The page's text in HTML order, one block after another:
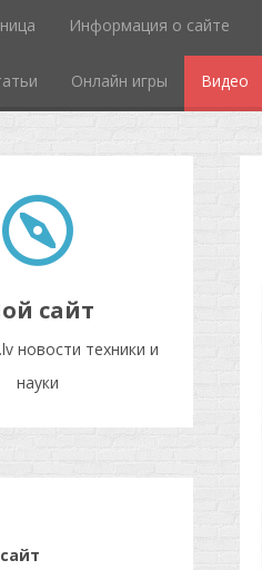
Информация о сайте
Онлайн игры Видео
сайт
новости техники и
науки